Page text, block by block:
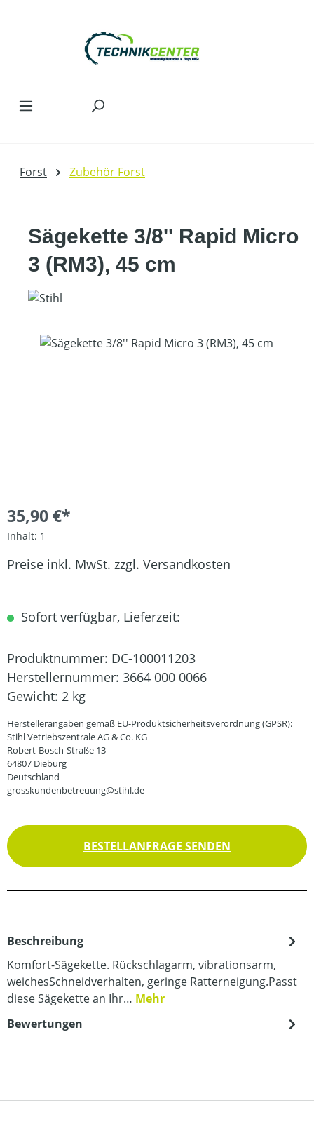
Forst Zubehör Forst
Sägekette 3/8'' Rapid Micro
3 (RM3), 45 cm
Bildergalerie überspringen
35,90 €*
Inhalt: 1
Preise inkl. MwSt. zzgl. Versandkosten
Sofort verfügbar, Lieferzeit:
Produktnummer: DC-100011203
Herstellernummer: 3664 000 0066
Gewicht: 2 kg
Herstellerangaben gemäß EU-Produktsicherheitsverordnung (GPSR):
Stihl Vetriebszentrale AG & Co. KG
Robert-Bosch-Straße 13
64807 Dieburg
Deutschland
grosskundenbetreuung@stihl.de
BESTELLANFRAGE SENDEN
Beschreibung
Komfort-Sägekette. Rückschlagarm, vibrationsarm,
weichesSchneidverhalten, geringe Ratterneigung.Passt
diese Sägekette an Ihr… Mehr
Bewertungen